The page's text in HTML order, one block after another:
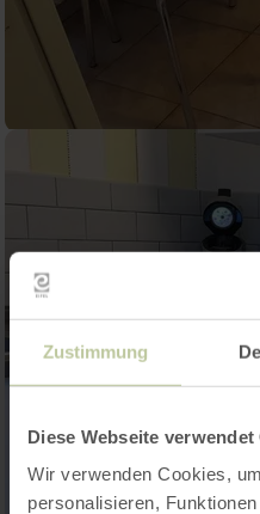
Zustimmung
Diese Webseite verwendet
Wir verwenden Cookies,
personalisieren,